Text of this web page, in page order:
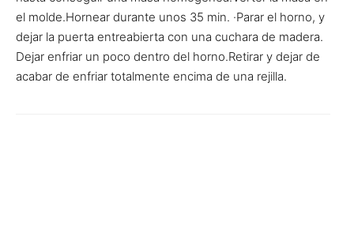
el molde.Hornear durante unos 35 min. ·Parar el horno, y
dejar la puerta entreabierta con una cuchara de madera.
Dejar enfriar un poco dentro del horno.Retirar y dejar de
acabar de enfriar totalmente encima de una rejilla.